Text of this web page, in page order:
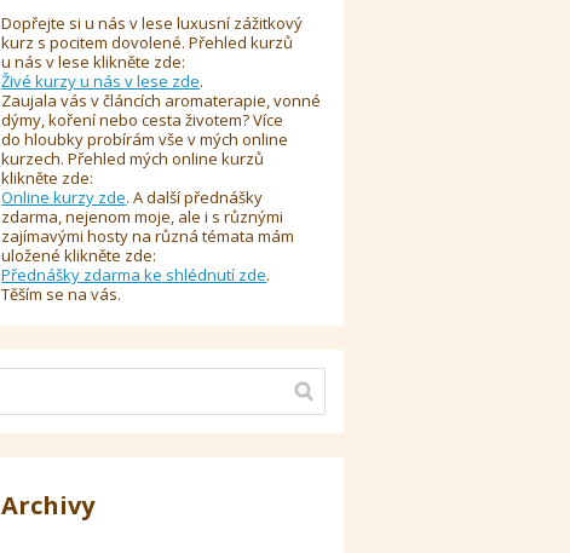
Dopřejte si u nás v lese luxusní zážitkový
kurz s pocitem dovolené. Přehled kurzů
u nás v lese klikněte zde:
Živé kurzy u nás v lese zde.
Zaujala vás v článcích aromaterapie, vonné
dýmy, koření nebo cesta životem? Více
do hloubky probírám vše v mých online
kurzech. Přehled mých online kurzů
klikněte zde:
Online kurzy zde. A další přednášky
zdarma, nejenom moje, ale i s různými
zajímavými hosty na různá témata mám
uložené klikněte zde:
Přednášky zdarma ke shlédnutí zde.
Těším se na vás.
Archivy